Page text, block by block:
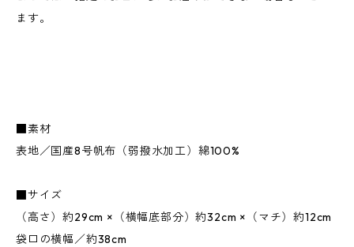
ます。
■素材
表地／国産8号帆布（弱撥水加工）綿100%
■サイズ
（高さ）約29cm ×（横幅底部分）約32cm ×（マチ）約12cm
袋口の横幅／約38cm